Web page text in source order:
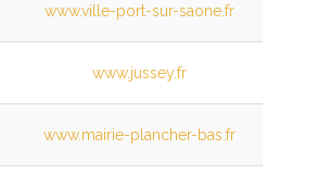
www.ville-port-sur-saone.fr
www.jussey.fr
www.mairie-plancher-bas.fr